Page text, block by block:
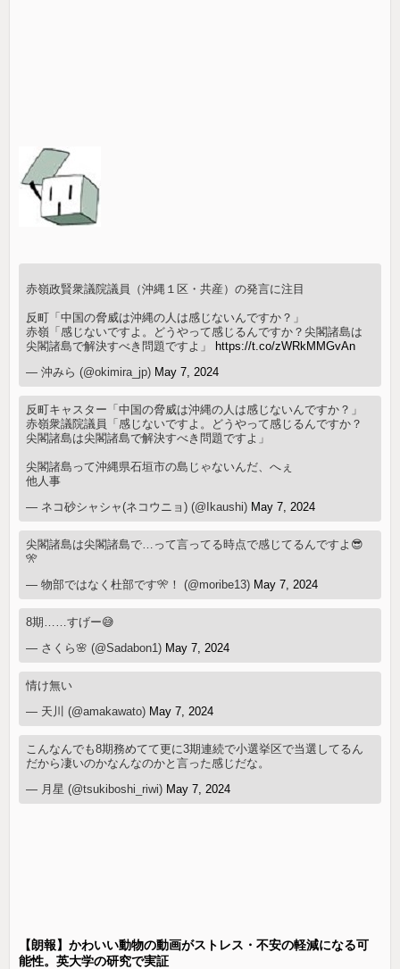
赤嶺政賢衆議院議員（沖縄１区・共産）の発言に注目
反町「中国の脅威は沖縄の人は感じないんですか？」
赤嶺「感じないですよ。どうやって感じるんですか？尖閣諸島は
尖閣諸島で解決すべき問題ですよ」 https://t.co/zWRkMMGvAn
— 沖みら (@okimira_jp) May 7, 2024
反町キャスター「中国の脅威は沖縄の人は感じないんですか？」
赤嶺衆議院議員「感じないですよ。どうやって感じるんですか？
尖閣諸島は尖閣諸島で解決すべき問題ですよ」
尖閣諸島って沖縄県石垣市の島じゃないんだ、へぇ
他人事
— ネコ砂シャシャ(ネコウニョ) (@Ikaushi) May 7, 2024
尖閣諸島は尖閣諸島で…って言ってる時点で感じてるんですよ😎
🎌
— 物部ではなく杜部です🎌！ (@moribe13) May 7, 2024
8期……すげー😅
— さくら🌸 (@Sadabon1) May 7, 2024
情け無い
— 天川 (@amakawato) May 7, 2024
こんなんでも8期務めてて更に3期連続で小選挙区で当選してるん
だから凄いのかなんなのかと言った感じだな。
— 月星 (@tsukiboshi_riwi) May 7, 2024
【朗報】かわいい動物の動画がストレス・不安の軽減になる可
能性。英大学の研究で実証